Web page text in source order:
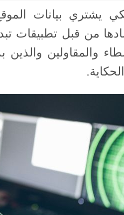
يشتري بيانات
من قبل تطبيقات
والمقاولين